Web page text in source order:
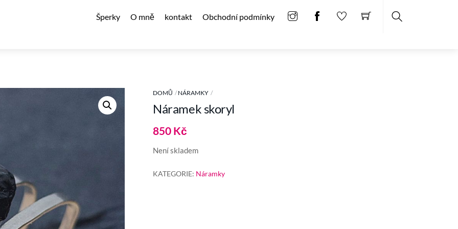
Šperky O mně kontakt Obchodní podmínky
DOMŮ NÁRAMKY
Náramek skoryl
850 Kč
Není skladem
KATEGORIE: Náramky